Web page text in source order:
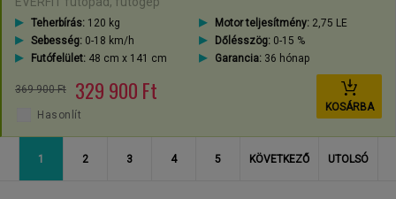
Teherbírás: 120 kg Motor teljesítmény:2,75 LE
Sebesség: 0-18 km/h Dőlésszög:0-15 %
Futófelület: 48 cm x 141 cm Garancia:36 hónap
369 900 Ft 329 900 Ft
KOSÁRBA
Hasonlít
1 2 3 4 5 KÖVETKEZŐ UTOLSÓ